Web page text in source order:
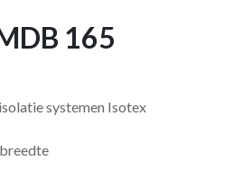
165
systemen Isotex